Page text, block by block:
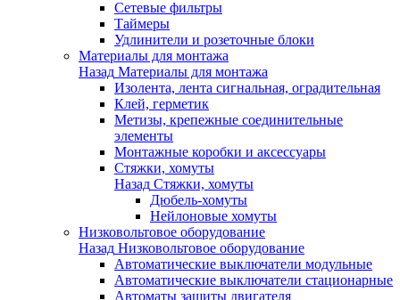
Сетевые фильтры
Таймеры
Удлинители и розеточные блоки
Материалы для монтажа
Назад Материалы для монтажа
Изолента, лента сигнальная, оградительная
Клей, герметик
Метизы, крепежные соединительные
элементы
Монтажные коробки и аксессуары
Стяжки, хомуты
Назад Стяжки, хомуты
Дюбель-хомуты
Нейлоновые хомуты
Низковольтовое оборудование
Назад Низковольтовое оборудование
Автоматические выключатели модульные
Автоматические выключатели стационарные
Автоматы защиты двигателя